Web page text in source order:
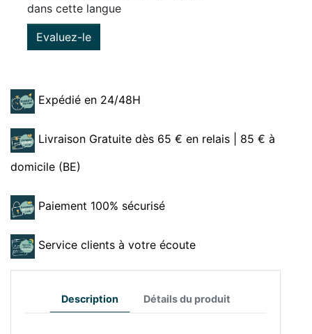
dans cette langue
Evaluez-le
Expédié en 24/48H
Livraison Gratuite dès 65 € en relais | 85 € à
domicile (BE)
Paiement 100% sécurisé
Service clients à votre écoute
Description Détails du produit